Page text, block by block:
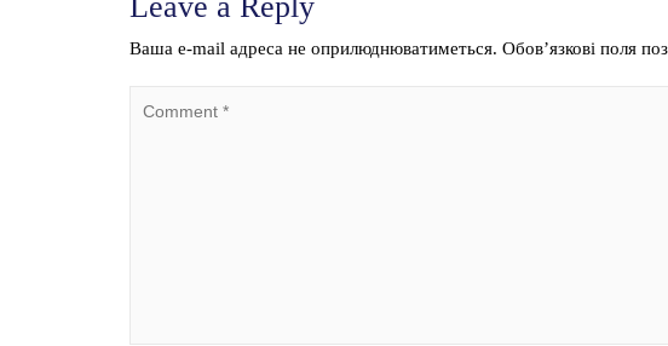
Ваша e-mail адреса не оприлюднюватиметься. Обов’язкові поля